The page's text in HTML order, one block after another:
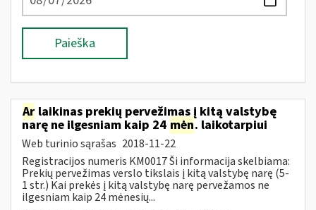
Paieška
Ar laikinas prekių pervežimas į kitą valstybę
narę ne ilgesniam kaip 24 mėn. laikotarpiui
Web turinio sąrašas 2018-11-22
Registracijos numeris KM0017 Ši informacija skelbiama:
Prekių pervežimas verslo tikslais į kitą valstybę narę (5-
1 str.) Kai prekės į kitą valstybę narę pervežamos ne
ilgesniam kaip 24 mėnesių...